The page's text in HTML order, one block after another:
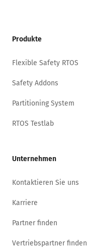
Produkte
Flexible Safety RTOS
Safety Addons
Partitioning System
RTOS Testlab
Unternehmen
Kontaktieren Sie uns
Karriere
Partner finden
Vertriebspartner finden